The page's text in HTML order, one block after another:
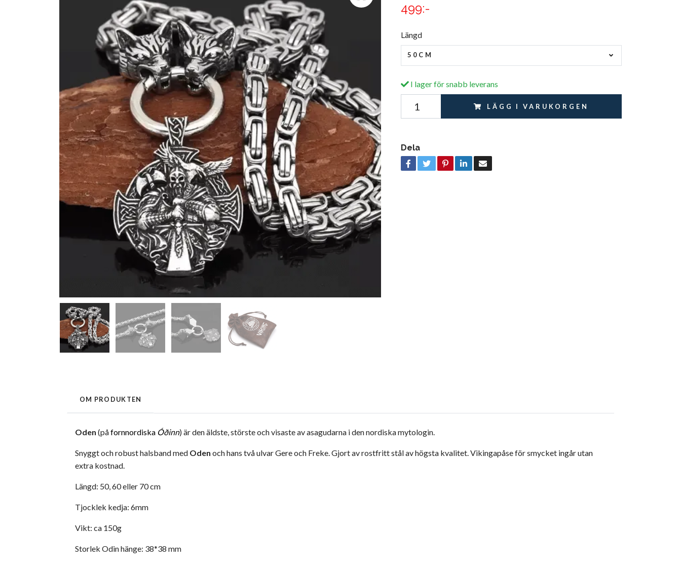
499:-
Längd
50CM
I lager för snabb leverans
LÄGG I VARUKORGEN
Dela
OM PRODUKTEN
Oden (påfornnordiska Óðinn) är den äldste, störste och visaste av asagudarna i den nordiska mytologin.
Snyggt och robust halsband med Oden och hans två ulvar Gere och Freke. Gjort av rostfritt stål av högsta kvalitet. Vikingapåse för smycket ingår utan
extra kostnad.
Längd: 50, 60 eller 70 cm
Tjocklek kedja: 6mm
Vikt: ca 150g
Storlek Odin hänge: 38*38 mm